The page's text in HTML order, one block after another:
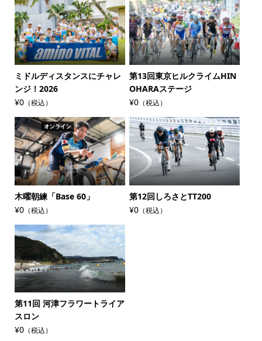
ミドルディスタンスにチャレ
ンジ！2026
¥0（税込）
第13回東京ヒルクライムHIN
OHARAステージ
¥0 （税込）
木曜朝練「Base 60」
¥0（税込）
第12回しろさとTT200
¥0 （税込）
第11回 河津フラワートライア
スロン
¥0（税込）